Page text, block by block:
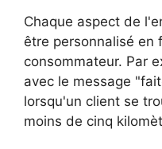
Chaque aspect de
être personnalisé en
consommateur. Par
avec le message
lorsqu'un client se
moins de cinq